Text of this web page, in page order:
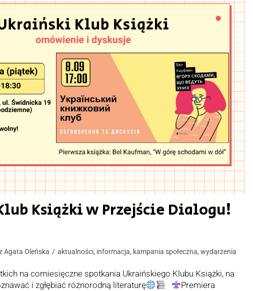
Książki w Przejście Dialogu!
Agata Oleńska aktualności, informacja, kampania społeczna, wydarzenia
na comiesięczne spotkania Ukraińskiego Klubu Książki, na
i zgłębiać różnorodną literaturę
Premiera